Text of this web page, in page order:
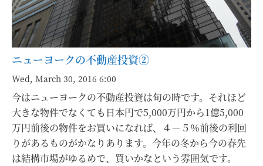
ニューヨークの不動産投資②
Wed, March 30, 2016 6:00
今はニューヨークの不動産投資は旬の時です。それほど
大きな物件でなくても日本円で5,000万円から1億5,000
万円前後の物件をお買いになれば、４－５％前後の利回
りがあるものがかなりあります。今年の冬から今の春先
は結構市場がゆるめで、買いかなという雰囲気です。